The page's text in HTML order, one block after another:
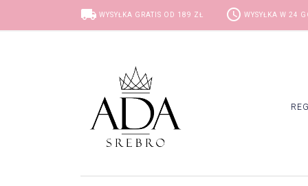
local_shipping WYSYŁKA GRATIS OD 189 ZŁ access_time WYSYŁKA W 24